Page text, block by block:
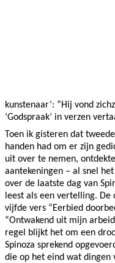
kunstenaar’: “Hij vond
‘Godspraak’ in verzen
Toen ik gisteren dat
handen had om er zijn
uit over te nemen,
aantekeningen – al snel
over de laatste dag van
leest als een vertelling.
vijfde vers “Eerbied
“Ontwakend uit mijn
regel blijkt het om een
Spinoza sprekend
die op het eind wat dingen